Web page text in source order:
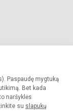
Paspaudę mygtuką
Bet kada
naršyklės
su slapukų
teisės saugomos.
draudžiama.